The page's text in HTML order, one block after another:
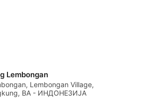
Lembongan
Lembongan Village,
BA - ИНДОНЕЗИЈА